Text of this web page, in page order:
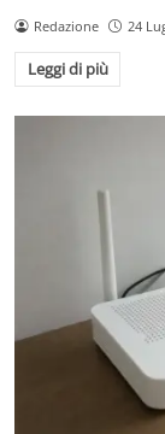
Redazione 24
Leggi di più